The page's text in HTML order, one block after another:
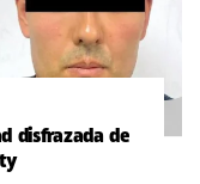
disfrazada de